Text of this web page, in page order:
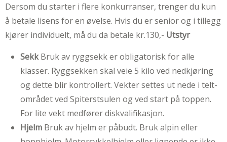
Dersom du starter i flere konkurranser, trenger du kun
å betale lisens for en øvelse. Hvis du er senior og i tillegg
kjører individuelt, må du da betale kr.130,- Utstyr
SekkBruk av ryggsekk er obligatorisk for alle
klasser. Ryggsekken skal veie 5 kilo ved nedkjøring
og dette blir kontrollert. Vekter settes ut nede i telt-
området ved Spiterstsulen og ved start på toppen.
For lite vekt medfører diskvalifikasjon.
Hjelm Bruk av hjelm er påbudt. Bruk alpin eller